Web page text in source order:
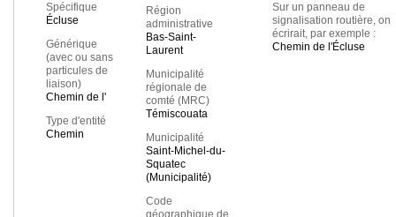
Spécifique
Écluse
Générique
(avec ou sans
particules de
liaison)
Chemin de l'
Type d'entité
Chemin
Région
administrative
Bas-Saint-
Laurent
Municipalité
régionale de
comté (MRC)
Témiscouata
Municipalité
Saint-Michel-du-
Squatec
(Municipalité)
Code
géographique de
Sur un panneau de
signalisation routière, on
écrirait, par exemple :
Chemin de l'Écluse